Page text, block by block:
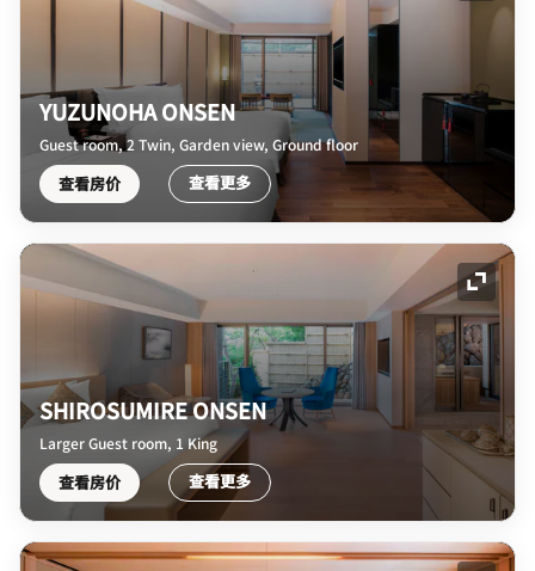
YUZUNOHA ONSEN
Guest room, 2 Twin, Garden view, Ground floor
查看房价 查看更多
展开
SHIROSUMIRE ONSEN
Larger Guest room, 1 King
查看房价 查看更多